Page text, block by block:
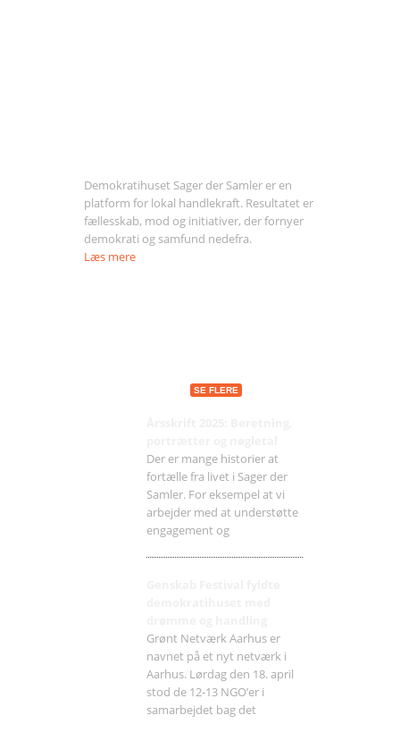
Demokratihuset Sager der Samler er en
platform for lokal handlekraft. Resultatet er
fællesskab, mod og initiativer, der fornyer
demokrati og samfund nedefra.
Læs mere
SE FLERE
Der er mange historier at
fortælle fra livet i Sager der
Samler. For eksempel at vi
arbejder med at understøtte
engagement og
Grønt Netværk Aarhus er
navnet på et nyt netværk i
Aarhus. Lørdag den 18. april
stod de 12-13 NGO’er i
samarbejdet bag det